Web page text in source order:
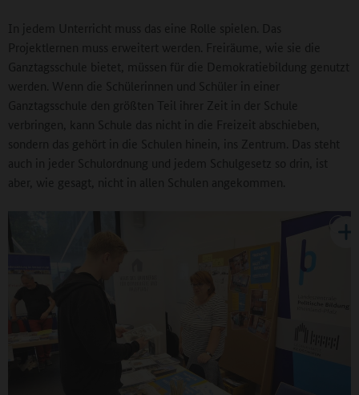
In jedem Unterricht muss das eine Rolle spielen. Das
Projektlernen muss erweitert werden. Freiräume, wie sie die
Ganztagsschule bietet, müssen für die Demokratiebildung genutzt
werden. Wenn die Schülerinnen und Schüler in einer
Ganztagsschule den größten Teil ihrer Zeit in der Schule
verbringen, kann Schule das nicht in die Freizeit abschieben,
sondern das gehört in die Schulen hinein, ins Zentrum. Das steht
auch in jeder Schulordnung und jedem Schulgesetz so drin, ist
aber, wie gesagt, nicht in allen Schulen angekommen.